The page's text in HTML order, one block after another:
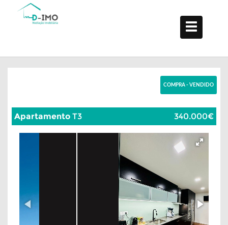
COMPRA - VENDIDO
Apartamento T3 340.000€